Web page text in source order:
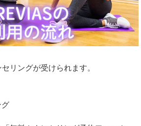
リングが受けられます。
グ